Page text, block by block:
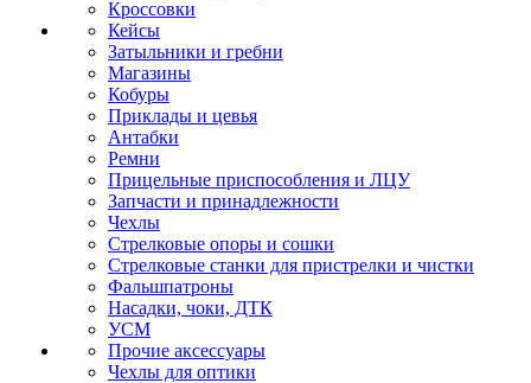
Кроссовки
Кейсы
Затыльники и гребни
Магазины
Кобуры
Приклады и цевья
Антабки
Ремни
Прицельные приспособления и ЛЦУ
Запчасти и принадлежности
Чехлы
Стрелковые опоры и сошки
Стрелковые станки для пристрелки и чистки
Фальшпатроны
Насадки, чоки, ДТК
УСМ
Прочие аксессуары
Чехлы для оптики